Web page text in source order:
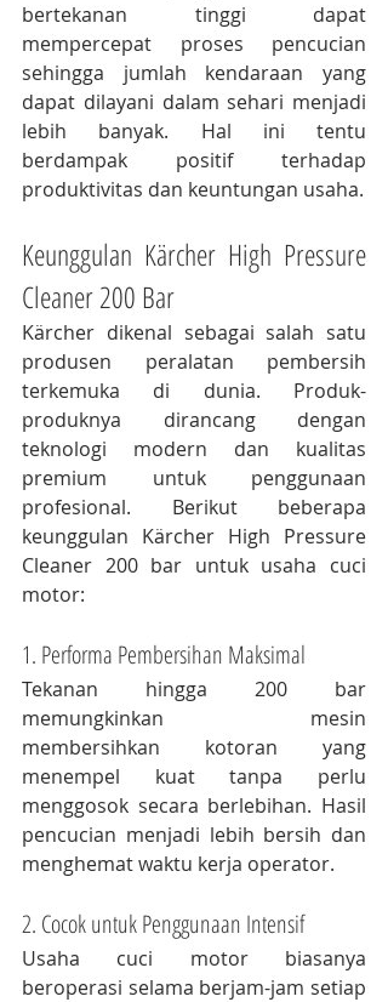
bertekanan tinggi dapat
mempercepat proses pencucian
sehingga jumlah kendaraan yang
dapat dilayani dalam sehari menjadi
lebih banyak. Hal ini tentu
berdampak positif terhadap
produktivitas dan keuntungan usaha.
Keunggulan Kärcher High Pressure
Cleaner 200 Bar
Kärcher dikenal sebagai salah satu
produsen peralatan pembersih
terkemuka di dunia. Produk-
produknya dirancang dengan
teknologi modern dan kualitas
premium untuk penggunaan
profesional. Berikut beberapa
keunggulan Kärcher High Pressure
Cleaner 200 bar untuk usaha cuci
motor:
1. Performa Pembersihan Maksimal
Tekanan hingga 200 bar
memungkinkan mesin
membersihkan kotoran yang
menempel kuat tanpa perlu
menggosok secara berlebihan. Hasil
pencucian menjadi lebih bersih dan
menghemat waktu kerja operator.
2. Cocok untuk Penggunaan Intensif
Usaha cuci motor biasanya
beroperasi selama berjam-jam setiap